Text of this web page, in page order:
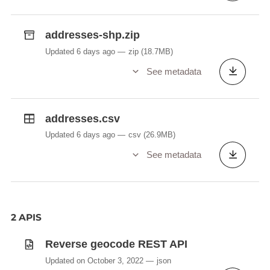
addresses-shp.zip
Updated 6 days ago zip (18.7MB)
See metadata
addresses.csv
Updated 6 days ago csv (26.9MB)
See metadata
2 APIS
Reverse geocode REST API
Updated on October 3, 2022 json